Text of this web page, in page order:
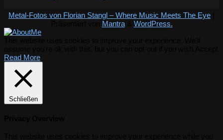
Metal-Fotos von Florian Stangl – Where Music Meets The Eye
Mantra& WordPress.
Read More
Schließen